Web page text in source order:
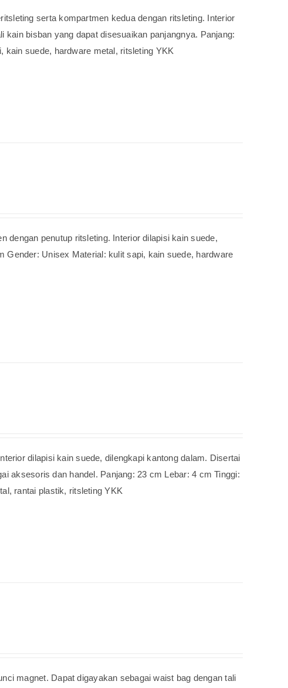
serta kompartmen kedua dengan ritsleting. Interior
bisban yang dapat disesuaikan panjangnya. Panjang:
kain suede, hardware metal, ritsleting YKK
dengan penutup ritsleting. Interior dilapisi kain suede,
Gender: Unisex Material: kulit sapi, kain suede, hardware
dilapisi kain suede, dilengkapi kantong dalam. Disertai
aksesoris dan handel. Panjang: 23 cm Lebar: 4 cm Tinggi:
rantai plastik, ritsleting YKK
magnet. Dapat digayakan sebagai waist bag dengan tali